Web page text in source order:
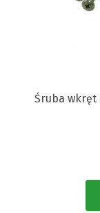
Śruba wkręt